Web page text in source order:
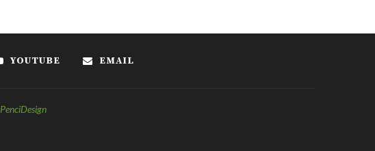
YOUTUBE EMAIL
PenciDesign